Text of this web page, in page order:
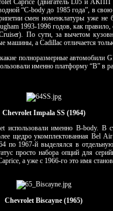
Caprice (двигатель L05 и
“C-body до 1985 года”, в
смен номенклатуры уже
1993-1996 годов, как
По сути, за вычетом
машины, а Cadillac отличается
полноразмерные автомобили
именно платформу “B” в
Chevrolet Impala SS (1964)
использовали именно B-body. В
щедро укомплектованная Bel
по 1967-й выделялся в
просто набора опций для
а уже с 1966-го это имя
Chevrolet Biscayne (1965)